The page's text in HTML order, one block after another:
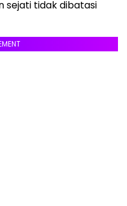
sejati tidak dibatasi